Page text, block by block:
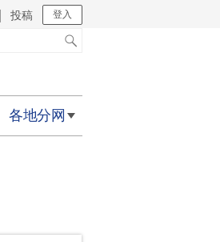
投稿 登入
各地分网